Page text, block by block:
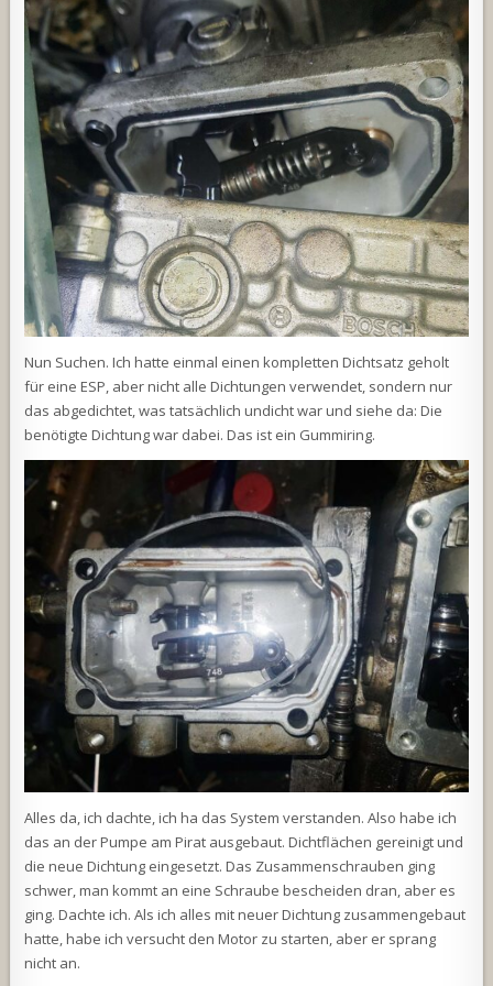
Nun Suchen. Ich hatte einmal einen kompletten Dichtsatz geholt
für eine ESP, aber nicht alle Dichtungen verwendet, sondern nur
das abgedichtet, was tatsächlich undicht war und siehe da: Die
benötigte Dichtung war dabei. Das ist ein Gummiring.
Alles da, ich dachte, ich ha das System verstanden. Also habe ich
das an der Pumpe am Pirat ausgebaut. Dichtflächen gereinigt und
die neue Dichtung eingesetzt. Das Zusammenschrauben ging
schwer, man kommt an eine Schraube bescheiden dran, aber es
ging. Dachte ich. Als ich alles mit neuer Dichtung zusammengebaut
hatte, habe ich versucht den Motor zu starten, aber er sprang
nicht an.